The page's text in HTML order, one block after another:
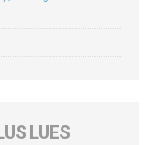
LUES